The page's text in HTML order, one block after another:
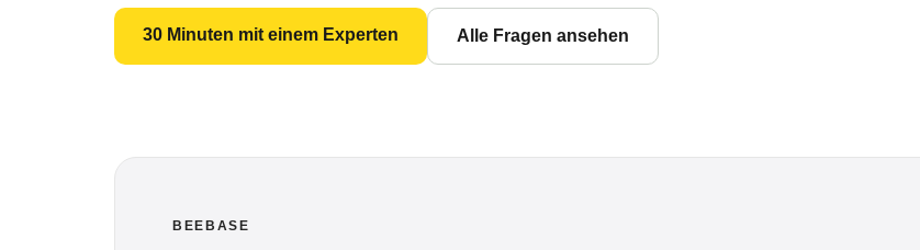
30 Minuten mit einem Experten Alle Fragen ansehen
BEEBASE